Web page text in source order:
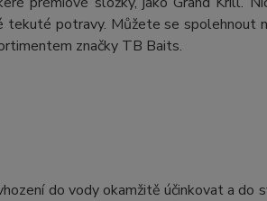
tekuté potravy. Můžete se spolehnout
značky TB Baits.
do vody okamžitě účinkovat a